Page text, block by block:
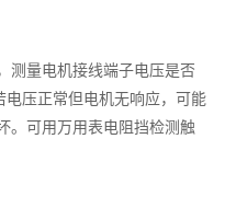
测量电机接线端子电压是否
压正常但电机无响应，可能
。可用万用表电阻挡检测触